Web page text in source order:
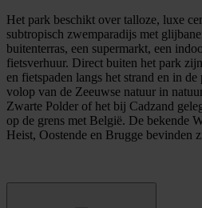
Het park beschikt over talloze, luxe
subtropisch zwemparadijs met
buitenterras, een supermarkt, een
fietsverhuur. Direct buiten het park
en fietspaden langs het strand en in
volop van de Zeeuwse natuur in
Zwarte Polder of het bij Cadzand
op de grens met België. De bekende
Heist, Oostende en Brugge bevinden